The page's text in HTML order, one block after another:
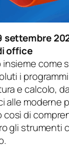
settembre
office
insieme come
i
e calcolo,
alle moderne
così di
gli strumenti